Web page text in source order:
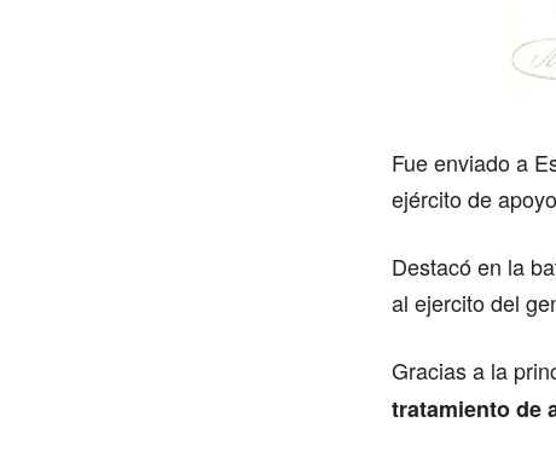
Fue enviado a
ejército de
Destacó en la
al ejercito del
Gracias a la
tratamiento de